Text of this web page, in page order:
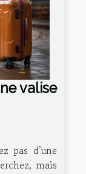
valise
pas d’une
mais